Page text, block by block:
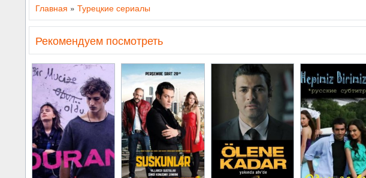
Главная » Турецкие сериалы
Рекомендуем посмотреть